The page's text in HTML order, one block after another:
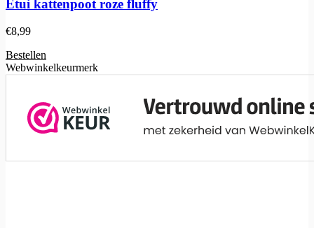
Etui kattenpoot roze fluffy
€8,99
Bestellen
Webwinkelkeurmerk